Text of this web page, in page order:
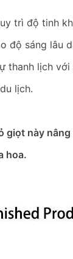
trì độ tinh
độ sáng lâu
thanh lịch
lịch.
này nâng
hoa.